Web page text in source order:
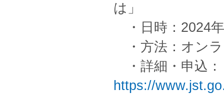
は」
・日時：2024
・方法：オン
・詳細・申込：
https://